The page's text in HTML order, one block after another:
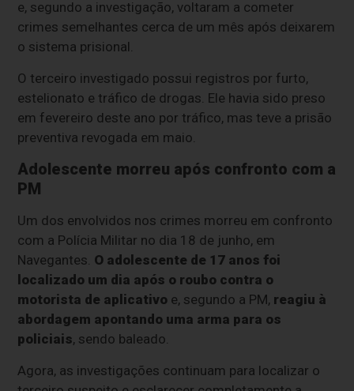
e, segundo a investigação, voltaram a cometer
crimes semelhantes cerca de um mês após deixarem
o sistema prisional.
O terceiro investigado possui registros por furto,
estelionato e tráfico de drogas. Ele havia sido preso
em fevereiro deste ano por tráfico, mas teve a prisão
preventiva revogada em maio.
Adolescente morreu após confronto com a
PM
Um dos envolvidos nos crimes morreu em confronto
com a Polícia Militar no dia 18 de junho, em
Navegantes. O adolescente de 17 anos foi
localizado um dia após o roubo contra o
motorista de aplicativo e, segundo a PM, reagiu à
abordagem apontando uma arma para os
policiais, sendo baleado.
Agora, as investigações continuam para localizar o